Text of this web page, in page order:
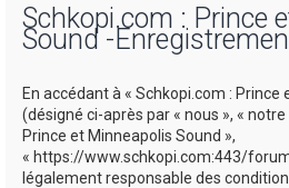
Schkopi.com : Prince
Sound -
En accédant à « Schkopi.com : Prince
(désigné ci-après par « nous », « notre
Prince et Minneapolis Sound »,
« https://www.schkopi.com:443/
légalement responsable des